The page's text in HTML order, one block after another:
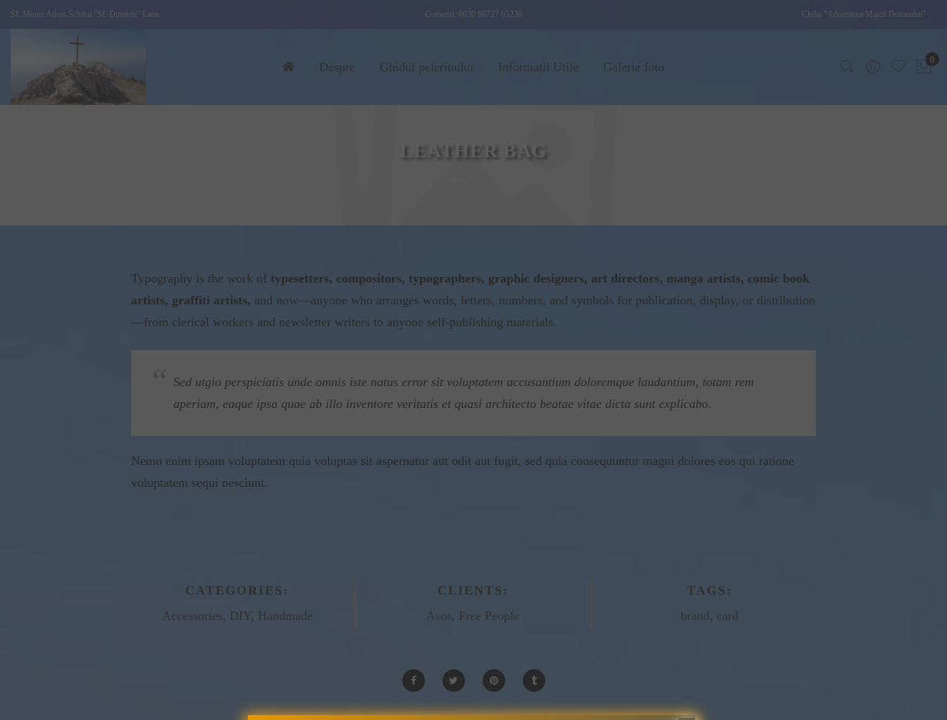
Sf. Munte Athos Schitul "Sf. Dimitrie" Lacu Comenzi: 0030 69727 65236 Chilia "Adormirea Maicii Domnului"
Despre Ghidul pelerinului Informații Utile Galerie foto 0
LEATHER BAG
Typography is the work of typesetters, compositors, typographers, graphic designers, art directors, manga artists, comic book
artists, graffiti artists, and now—anyone who arranges words, letters, numbers, and symbols for publication, display, or distribution
—from clerical workers and newsletter writers to anyone self-publishing materials.
Sed utgio perspiciatis unde omnis iste natus error sit voluptatem accusantium doloremque laudantium, totam rem
aperiam, eaque ipsa quae ab illo inventore veritatis et quasi architecto beatae vitae dicta sunt explicabo.
Nemo enim ipsam voluptatem quia voluptas sit aspernatur aut odit aut fugit, sed quia consequuntur magni dolores eos qui ratione
voluptatem sequi nesciunt.
CATEGORIES:
Accessories, DIY, Handmade
CLIENTS:
Asos, Free People
TAGS:
brand, card